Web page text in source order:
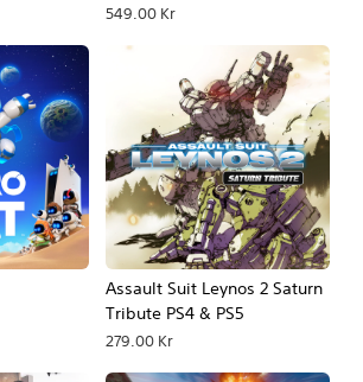
549.00 Kr
Assault Suit Leynos 2 Saturn
Tribute PS4 & PS5
279.00 Kr